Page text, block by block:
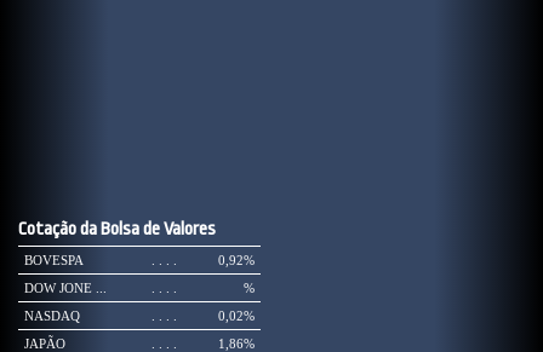
Cotação da Bolsa de Valores
BOVESPA 0,92%
DOW JONE ...
%
NASDAQ
0,02%
JAPÃO
1,86%